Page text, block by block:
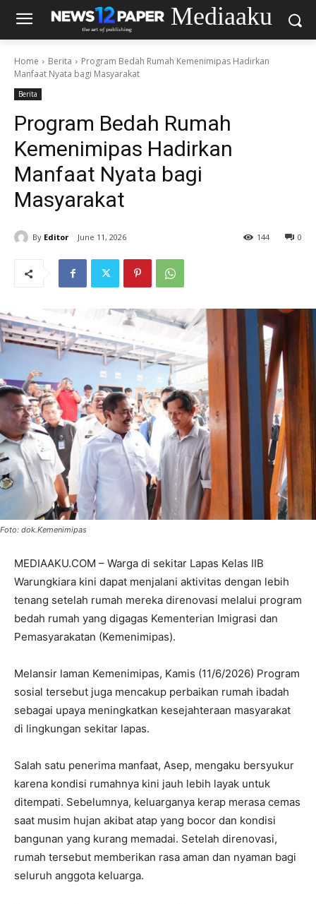
Mediaaku
Home Berita
Program Bedah Rumah Kemenimipas Hadirkan
Manfaat Nyata bagi Masyarakat
Berita
Program Bedah Rumah
Kemenimipas Hadirkan
Manfaat Nyata bagi
Masyarakat
By Editor June 11, 2026 0
144
Foto: dok.Kemenimipas
MEDIAAKU.COM – Warga di sekitar Lapas Kelas IIB
Warungkiara kini dapat menjalani aktivitas dengan lebih
tenang setelah rumah mereka direnovasi melalui program
bedah rumah yang digagas Kementerian Imigrasi dan
Pemasyarakatan (Kemenimipas).
Melansir laman Kemenimipas, Kamis (11/6/2026) Program
sosial tersebut juga mencakup perbaikan rumah ibadah
sebagai upaya meningkatkan kesejahteraan masyarakat
di lingkungan sekitar lapas.
Salah satu penerima manfaat, Asep, mengaku bersyukur
karena kondisi rumahnya kini jauh lebih layak untuk
ditempati. Sebelumnya, keluarganya kerap merasa cemas
saat musim hujan akibat atap yang bocor dan kondisi
bangunan yang kurang memadai. Setelah direnovasi,
rumah tersebut memberikan rasa aman dan nyaman bagi
seluruh anggota keluarga.